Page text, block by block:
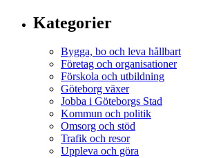
Kategorier
Bygga, bo och leva hållbart
Företag och organisationer
Förskola och utbildning
Göteborg växer
Jobba i Göteborgs Stad
Kommun och politik
Omsorg och stöd
Trafik och resor
Uppleva och göra